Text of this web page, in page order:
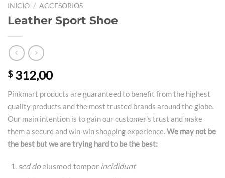
INICIO / ACCESORIOS
Leather Sport Shoe
$312,00
Pinkmart products are guaranteed to benefit from the highest
quality products and the most trusted brands around the globe.
Our main intention is to gain our customer’s trust and make
them a secure and win-win shopping experience. We may not be
the best but we are trying hard to be the best:
sed doeiusmod temporincididunt